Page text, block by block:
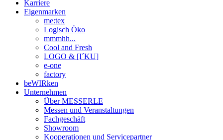
Karriere
Eigenmarken
me:tex
Logisch Öko
mmmhh...
Cool and Fresh
LOGO & [I´KU]
e-one
factory
beWIRken
Unternehmen
Über MESSERLE
Messen und Veranstaltungen
Fachgeschäft
Showroom
Kooperationen und Servicepartner